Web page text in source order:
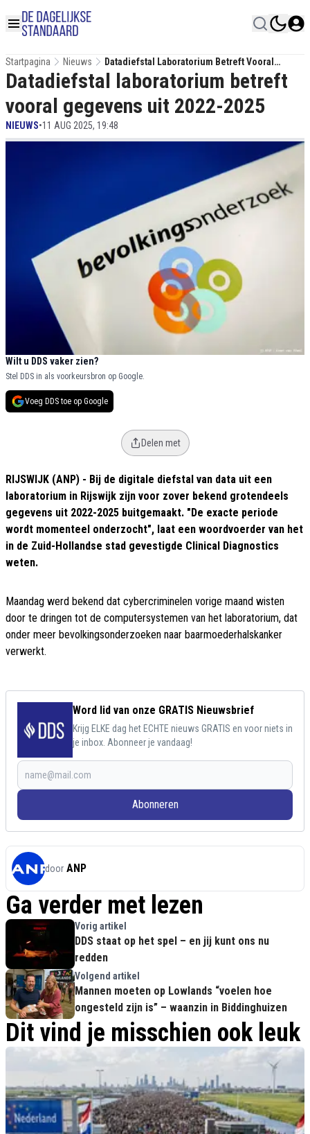
Startpagina Nieuws
Datadiefstal Laboratorium Betreft Vooral
Gegevens Uit 2022-2025
Datadiefstal laboratorium betreft
vooral gegevens uit 2022-2025
NIEUWS•11 AUG 2025, 19:48
Wilt u DDS vaker zien?
Stel DDS in als voorkeursbron op Google.
Voeg DDS toe op Google
Delen met
RIJSWIJK (ANP) - Bij de digitale diefstal van data uit een
laboratorium in Rijswijk zijn voor zover bekend grotendeels
gegevens uit 2022-2025 buitgemaakt. "De exacte periode
wordt momenteel onderzocht", laat een woordvoerder van het
in de Zuid-Hollandse stad gevestigde Clinical Diagnostics
weten.
Maandag werd bekend dat cybercriminelen vorige maand wisten
door te dringen tot de computersystemen van het laboratorium, dat
onder meer bevolkingsonderzoeken naar baarmoederhalskanker
verwerkt.
Word lid van onze GRATIS Nieuwsbrief
Krijg ELKE dag het ECHTE nieuws GRATIS en voor niets in
je inbox. Abonneer je vandaag!
Abonneren
door ANP
Ga verder met lezen
Vorig artikel
DDS staat op het spel – en jij kunt ons nu
redden
Volgend artikel
Mannen moeten op Lowlands “voelen hoe
ongesteld zijn is” – waanzin in Biddinghuizen
Dit vind je misschien ook leuk